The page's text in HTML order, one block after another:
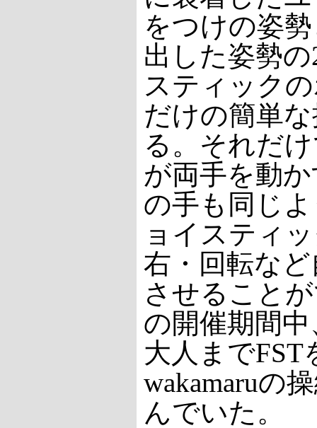
をつけの姿
出した姿勢
スティック
だけの簡単
る。それだ
が両手を動か
の手も同じ
ョイスティ
右・回転な
させること
の開催期間
大人までFST
wakamaruの
んでいた。